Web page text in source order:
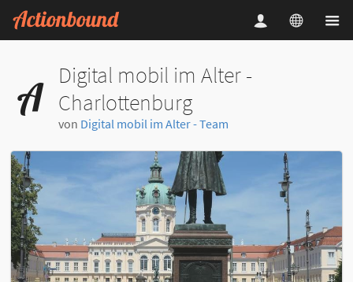
Digital mobil im Alter -
Charlottenburg
von Digital mobil im Alter - Team